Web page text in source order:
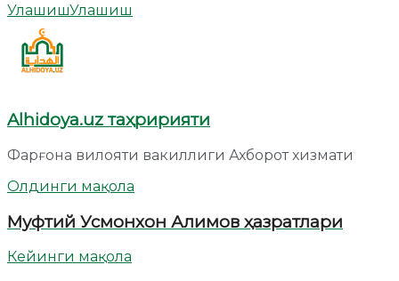
УлашишУлашиш
Alhidoya.uz таҳририяти
Фарғона вилояти вакиллиги Ахборот хизмати
Олдинги мақола
Муфтий Усмонхон Алимов ҳазратлари
Кейинги мақола